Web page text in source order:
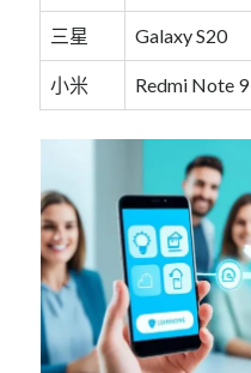
三星 Galaxy S20
小米 Redmi Note 9